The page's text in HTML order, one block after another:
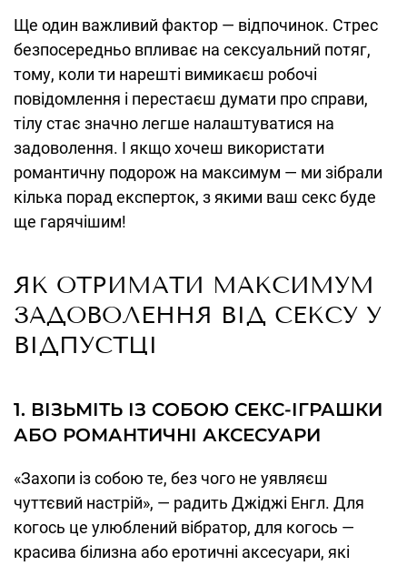
Ще один важливий фактор — відпочинок. Стрес
безпосередньо впливає на сексуальний потяг,
тому, коли ти нарешті вимикаєш робочі
повідомлення і перестаєш думати про справи,
тілу стає значно легше налаштуватися на
задоволення. І якщо хочеш використати
романтичну подорож на максимум — ми зібрали
кілька порад експерток, з якими ваш секс буде
ще гарячішим!
ЯК ОТРИМАТИ МАКСИМУМ
ЗАДОВОЛЕННЯ ВІД СЕКСУ У
ВІДПУСТЦІ
1. ВІЗЬМІТЬ ІЗ СОБОЮ СЕКС-ІГРАШКИ
АБО РОМАНТИЧНІ АКСЕСУАРИ
«Захопи із собою те, без чого не уявляєш
чуттєвий настрій», — радить Джіджі Енгл. Для
когось це улюблений вібратор, для когось —
красива білизна або еротичні аксесуари, які